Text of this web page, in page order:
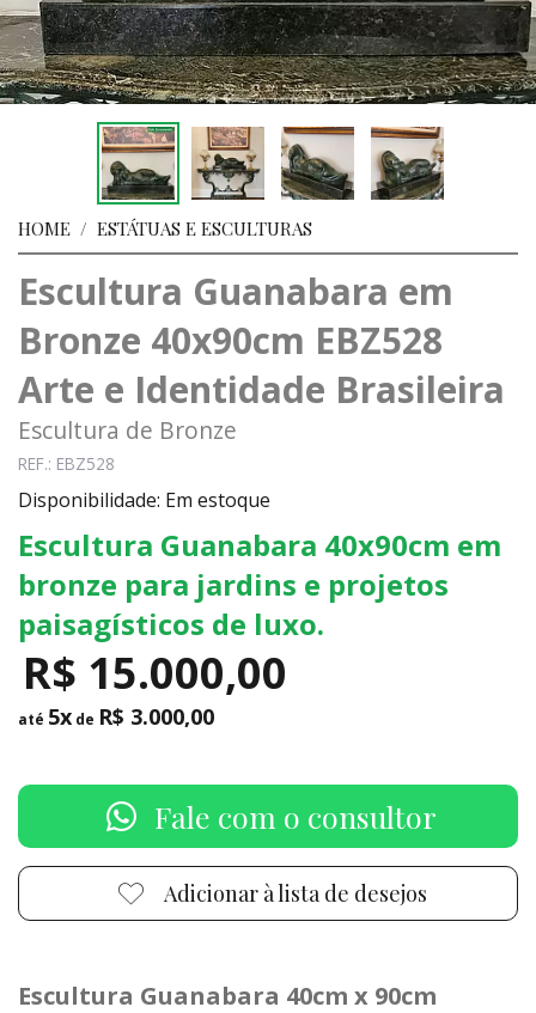
HOME / ESTÁTUAS E ESCULTURAS
Escultura Guanabara em
Bronze 40x90cm EBZ528
Arte e Identidade Brasileira
Escultura de Bronze
REF.: EBZ528
Disponibilidade: Em estoque
Escultura Guanabara 40x90cm em
bronze para jardins e projetos
paisagísticos de luxo.
R$ 15.000,00
até 5x de R$ 3.000,00
Fale com o consultor
Adicionar à lista de desejos
Escultura Guanabara 40cm x 90cm